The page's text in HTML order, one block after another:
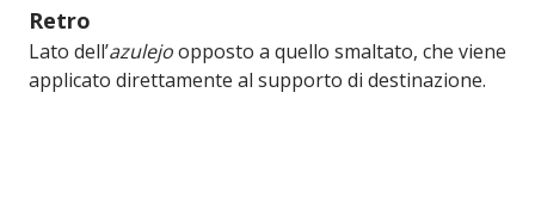
Retro
Lato dell’azulejoopposto a quello smaltato, che viene
applicato direttamente al supporto di destinazione.